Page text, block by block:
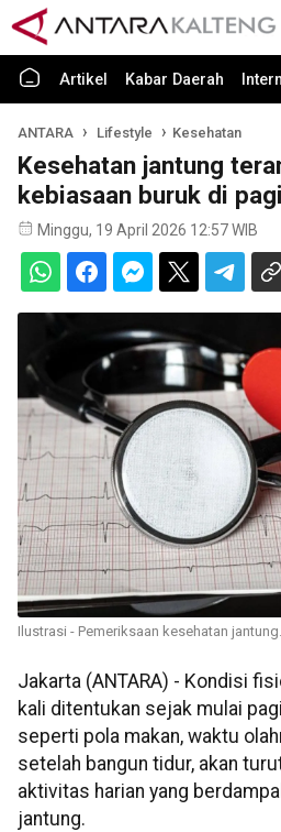
Artikel Kabar Daerah
ANTARA Lifestyle Kesehatan
Kesehatan jantung
kebiasaan buruk di
Minggu, 19 April 2026 12:57 WIB
Ilustrasi - Pemeriksaan kesehatan
Jakarta (ANTARA) - Kondisi
kali ditentukan sejak mulai
seperti pola makan, waktu
setelah bangun tidur, akan
aktivitas harian yang
jantung.